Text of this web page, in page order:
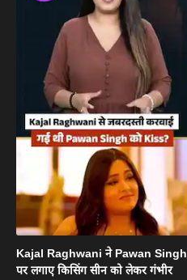
Kajal Raghwani ने Pawan Singh
पर लगाए किसिंग सीन को लेकर गंभीर